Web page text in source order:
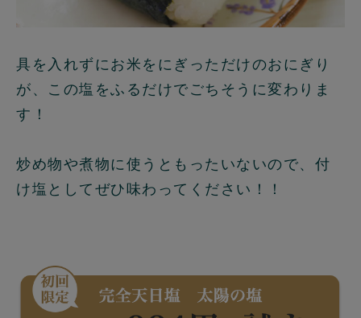
具を入れずにお米をにぎっただけのおにぎり
が、この塩をふるだけでごちそうに変わりま
す！
炒め物や煮物に使うともったいないので、付
け塩としてぜひ味わってください！！